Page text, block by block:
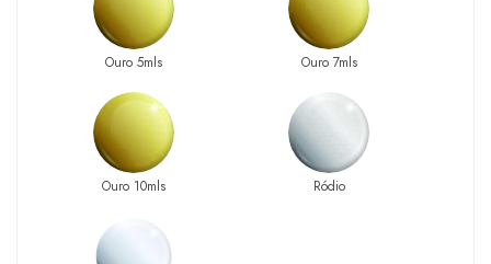
Ouro 5mls Ouro 7mls
Ouro 10mls Ródio